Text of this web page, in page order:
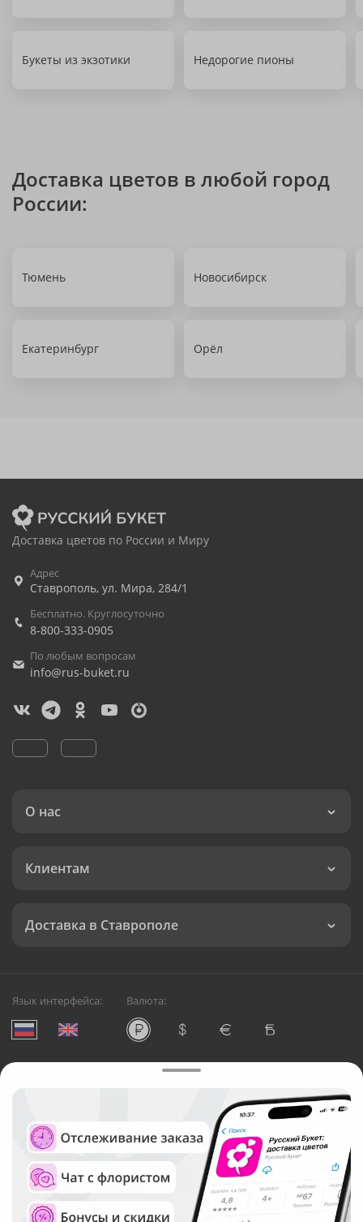
Букеты из экзотики Недорогие пионы
Доставка цветов в любой город
России:
Тюмень Новосибирск
Екатеринбург Орёл
Доставка цветов по России и Миру
Адрес
Ставрополь, ул. Мира, 284/1
Бесплатно. Круглосуточно
8-800-333-0905
По любым вопросам
info@rus-buket.ru
О нас
Клиентам
Доставка в Ставрополе
Язык интерфейса: Валюта:
Служба круглосуточной доставки цветов в Ставрополе
Русский Букет, 2026
Общество с ограниченной ответственностью «Технология»
ОГРН: 1195476081745, ИНН: 5410081997
Юридический адрес: г. Новосибирск, ул. Ипподромская,
д.42, оф. 3
Рейтинг Русского букета в г. Ставрополь